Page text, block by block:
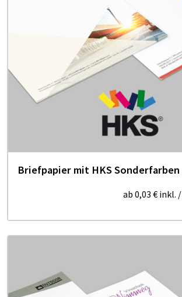
Briefpapier mit HKS Sonderfarben
ab 0,03 € inkl. /